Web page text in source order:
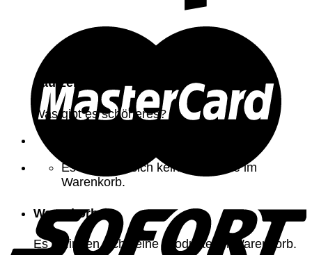
Laufzeit
Was gibt es schöneres?
Es befinden sich keine Produkte im
Warenkorb.
Warenkorb
Es befinden sich keine Produkte im Warenkorb.